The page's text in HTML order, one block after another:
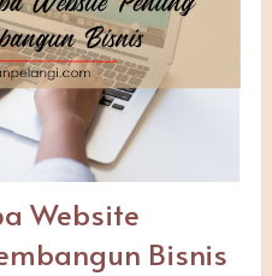
Website
Bisnis